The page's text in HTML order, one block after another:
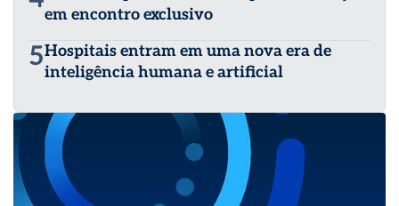
em encontro exclusivo
5Hospitais entram em uma nova era de
inteligência humana e artificial